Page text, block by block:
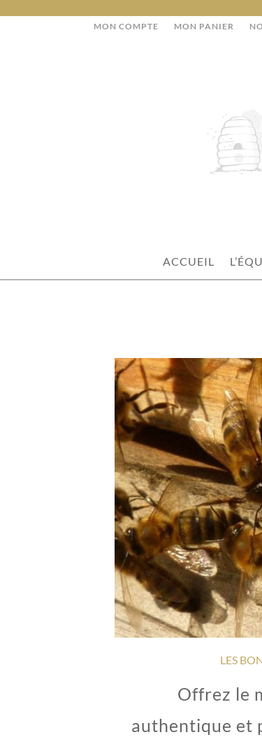
MON COMPTE MON PANIER
ACCUEIL
LES
Offrez le
authentique et